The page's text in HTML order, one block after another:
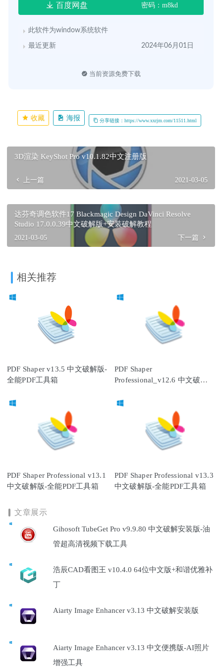
百度网盘 密码：m8kd
此软件为window系统软件
最近更新 2024年06月01日
当前资源免费下载
收藏 海报 分享链接：https://www.xxrjm.com/11511.html
3D渲染 KeyShot Pro v10.1.82中文注册版
上一篇 2021-03-05
达芬奇调色软件17 Blackmagic Design DaVinci Resolve
Studio 17.0.0.39中文破解版+安装破解教程
2021-03-05 下一篇
相关推荐
PDF Shaper v13.5 中文破解版-
全能PDF工具箱
PDF Shaper
Professional_v12.6 中文破解
PDF Shaper Professional v13.1
中文破解版-全能PDF工具箱
PDF Shaper Professional v13.3
中文破解版-全能PDF工具箱
文章展示
Gihosoft TubeGet Pro v9.9.80 中文破解安装版-油
管超高清视频下载工具
浩辰CAD看图王 v10.4.0 64位中文版+和谐优雅补
丁
Aiarty Image Enhancer v3.13 中文破解安装版
Aiarty Image Enhancer v3.13 中文便携版-AI照片
增强工具